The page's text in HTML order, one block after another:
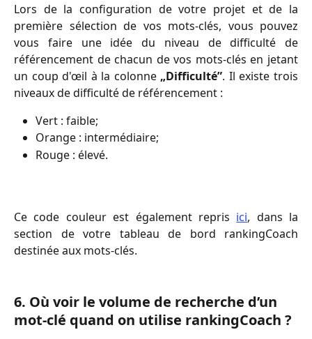
Lors de la configuration de votre projet et de la
première sélection de vos mots-clés, vous pouvez
vous faire une idée du niveau de difficulté de
référencement de chacun de vos mots-clés en jetant
un coup d'œil à la colonne „Difficulté”. Il existe trois
niveaux de difficulté de référencement :
Vert : faible;
Orange : intermédiaire;
Rouge : élevé.
Ce code couleur est également repris ici, dans la
section de votre tableau de bord rankingCoach
destinée aux mots-clés.
6. Où voir le volume de recherche d’un
mot-clé quand on utilise rankingCoach ?